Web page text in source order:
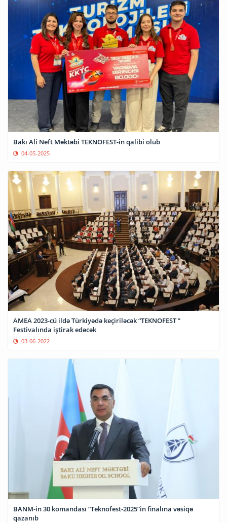
Bakı Ali Neft Məktəbi TEKNOFEST-in qalibi olub
04-05-2025
AMEA 2023-cü ildə Türkiyədə keçiriləcək “TEKNOFEST ”
Festivalında iştirak edəcək
03-06-2022
BANM-in 30 komandası “Teknofest-2025”in finalına vəsiqə
qazanıb